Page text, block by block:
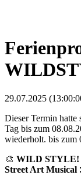
29.07.2025
Dieser Termin hatte
Tag bis zum
wiederholt. bis zum
🎨 WILD STYLE!
Street Art Musical